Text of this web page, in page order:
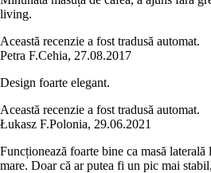
living.
Această recenzie a fost tradusă automat.
Petra F.Cehia, 27.08.2017
Design foarte elegant.
Această recenzie a fost tradusă automat.
Łukasz F.Polonia, 29.06.2021
Funcționează foarte bine ca masă laterală
mare. Doar că ar putea fi un pic mai